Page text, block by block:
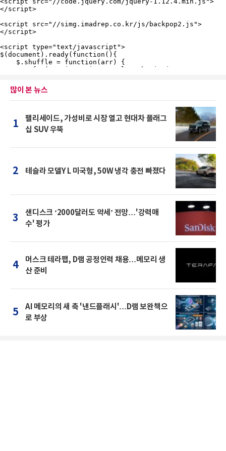
많이 본 뉴스
1
팰리세이드, 가성비로 시장 열고 현대차 플래그
십 SUV 우뚝
2 테슬라 모델Y L 미국형, 50W 냉각 충전 빠졌다
3
샌디스크 ‘2000달러도 약세’ 전망…'강력매
수' 평가
4
머스크 테라팹, D램 공정인력 채용…메모리 생
산 준비
5
AI 메모리의 새 축 '낸드플래시'…D램 보완책으
로 부상